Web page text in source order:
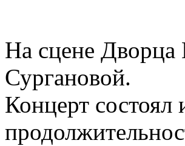
На сцене Дворца
Сургановой.
Концерт состоял